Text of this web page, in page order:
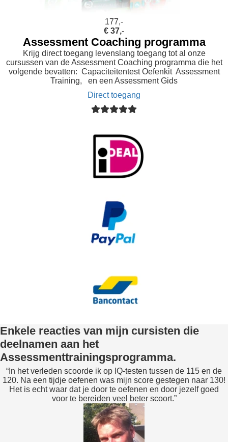
177,-
€ 37,-
Assessment Coaching programma
Krijg direct toegang levenslang toegang tot al onze
cursussen van de Assessment Coaching programma die het
volgende bevatten: Capaciteitentest Oefenkit Assessment
Training, en een Assessment Gids
Direct toegang
Enkele reacties van mijn cursisten die
deelnamen aan het
Assessmenttrainingsprogramma.
“In het verleden scoorde ik op IQ-testen tussen de 115 en de
120. Na een tijdje oefenen was mijn score gestegen naar 130!
Het is echt waar dat je door te oefenen en door jezelf goed
voor te bereiden veel beter scoort.”